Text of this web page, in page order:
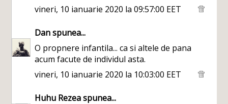
vineri, 10 ianuarie 2020 la 09:57:00 EET
Danspunea...
O propnere infantila... ca si altele de pana
acum facute de individul asta.
vineri, 10 ianuarie 2020 la 10:03:00 EET
Huhu Rezeaspunea...